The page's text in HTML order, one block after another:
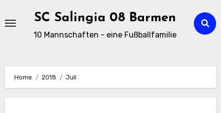
SC Salingia 08 Barmen
10 Mannschaften - eine Fußballfamilie
Home 2018 Juli